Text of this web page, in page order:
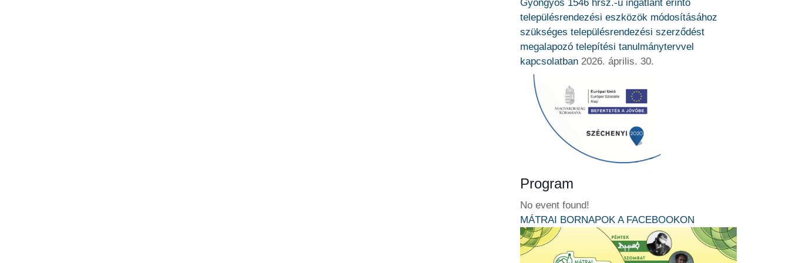
Gyöngyös 1546 hrsz.-ú ingatlant érintő
településrendezési eszközök módosításához
szükséges településrendezési szerződést
megalapozó telepítési tanulmánytervvel
kapcsolatban 2026. április. 30.
Program
No event found!
MÁTRAI BORNAPOK A FACEBOOKON